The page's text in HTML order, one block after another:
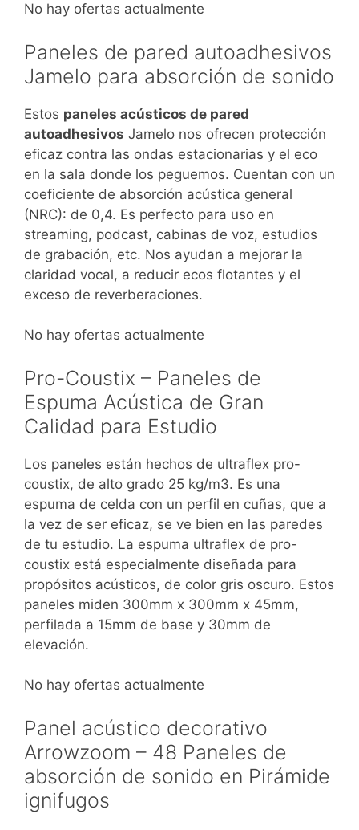
No hay ofertas actualmente
Paneles de pared autoadhesivos
Jamelo para absorción de sonido
Estos paneles acústicos de pared
autoadhesivos Jamelo nos ofrecen protección
eficaz contra las ondas estacionarias y el eco
en la sala donde los peguemos. Cuentan con un
coeficiente de absorción acústica general
(NRC): de 0,4. Es perfecto para uso en
streaming, podcast, cabinas de voz, estudios
de grabación, etc. Nos ayudan a mejorar la
claridad vocal, a reducir ecos flotantes y el
exceso de reverberaciones.
No hay ofertas actualmente
Pro-Coustix – Paneles de
Espuma Acústica de Gran
Calidad para Estudio
Los paneles están hechos de ultraflex pro-
coustix, de alto grado 25 kg/m3. Es una
espuma de celda con un perfil en cuñas, que a
la vez de ser eficaz, se ve bien en las paredes
de tu estudio. La espuma ultraflex de pro-
coustix está especialmente diseñada para
propósitos acústicos, de color gris oscuro. Estos
paneles miden 300mm x 300mm x 45mm,
perfilada a 15mm de base y 30mm de
elevación.
No hay ofertas actualmente
Panel acústico decorativo
Arrowzoom – 48 Paneles de
absorción de sonido en Pirámide
ignifugos